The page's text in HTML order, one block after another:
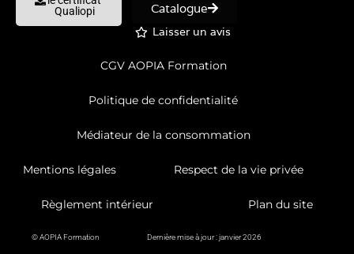
Qualiopi
Catalogue
Laisser un avis
CGV AOPIA Formation
Politique de confidentialité
Médiateur de la consommation
Mentions légales Respect de la vie privée
Règlement intérieur Plan du site
© AOPIA Formation Dernière mise à jour : janvier 2026